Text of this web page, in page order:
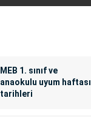
MEB 1. sınıf ve
anaokulu uyum haftası
tarihleri